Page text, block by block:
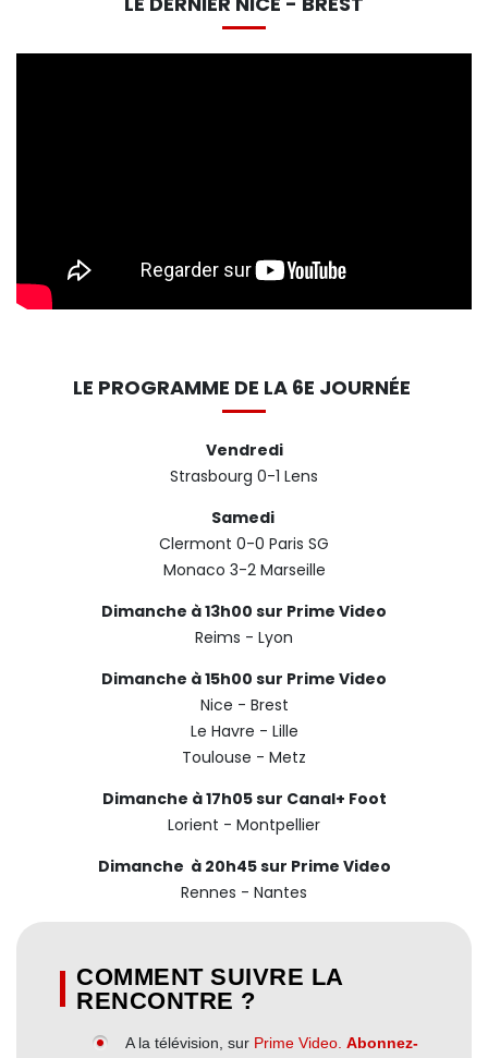
LE PROGRAMME DE LA 6E JOURNÉE
Vendredi
Strasbourg 0-1 Lens
Samedi
Clermont 0-0 Paris SG
Monaco 3-2 Marseille
Dimanche à 13h00 sur Prime Video
Reims - Lyon
Dimanche à 15h00 sur Prime Video
Nice - Brest
Le Havre - Lille
Toulouse - Metz
Dimanche à 17h05 sur Canal+ Foot
Lorient - Montpellier
Dimanche à 20h45 sur Prime Video
Rennes - Nantes
COMMENT SUIVRE LA
RENCONTRE ?
A la télévision, sur Prime Video. Abonnez-